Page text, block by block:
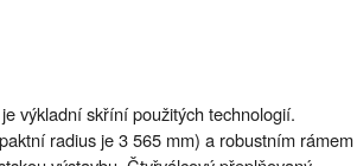
výkladní skříní použitých technologií.
radius je 3 565 mm) a robustním rámem